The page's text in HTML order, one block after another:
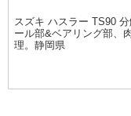
スズキ ハスラー TS90
ール部&ベアリング部、
理。静岡県